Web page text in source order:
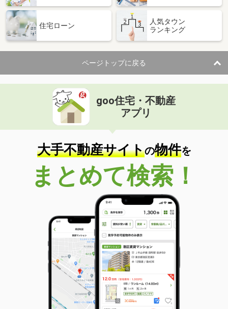
住宅ローン
人気タウン
ランキング
ページトップに戻る
goo住宅・不動産
アプリ
大手不動産サイトの物件を
まとめて検索！